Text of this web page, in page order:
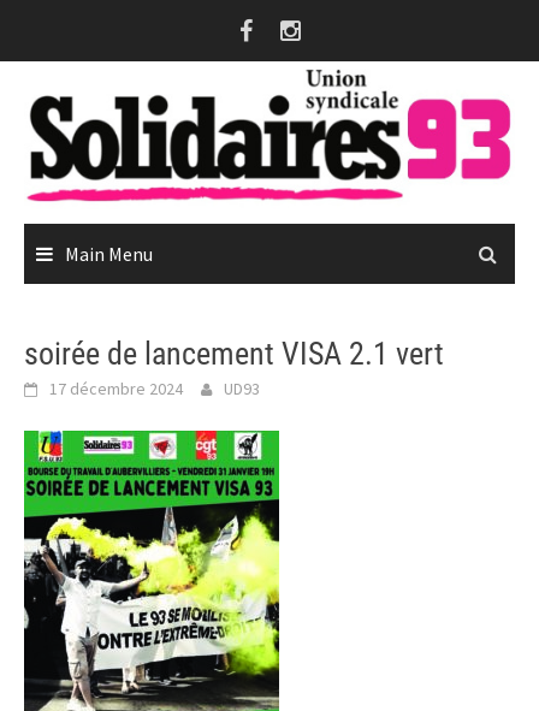
Main Menu
soirée de lancement VISA 2.1 vert
17 décembre 2024 UD93